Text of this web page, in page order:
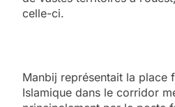
celle-ci.
Manbij représentait la place
Islamique dans le corridor